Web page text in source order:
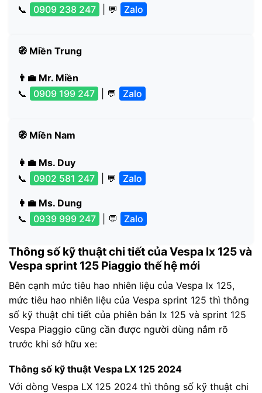
📞
0909 238 247 | 💬 Zalo
🧭 Miền Trung
👨‍💼 Mr. Miền
📞
0909 199 247 | 💬 Zalo
🧭 Miền Nam
👩‍💼 Ms. Duy
📞
0902 581 247 | 💬 Zalo
👩‍💼 Ms. Dung
📞
0939 999 247 | 💬 Zalo
Thông số kỹ thuật chi tiết của Vespa lx 125 và
Vespa sprint 125 Piaggio thế hệ mới
Bên cạnh mức tiêu hao nhiên liệu của Vespa lx 125,
mức tiêu hao nhiên liệu của Vespa sprint 125 thì thông
số kỹ thuật chi tiết của phiên bản lx 125 và sprint 125
Vespa Piaggio cũng cần được người dùng nắm rõ
trước khi sở hữu xe:
Thông số kỹ thuật Vespa LX 125 2024
Với dòng Vespa LX 125 2024 thì thông số kỹ thuật chi